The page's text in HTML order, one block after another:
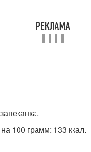
100 грамм: 133 ккал.